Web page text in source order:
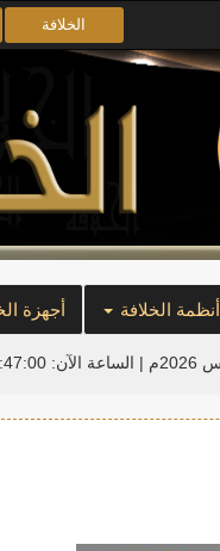
الخلافة
أنظمة الخلافة أجهزة
الساعة الآن: